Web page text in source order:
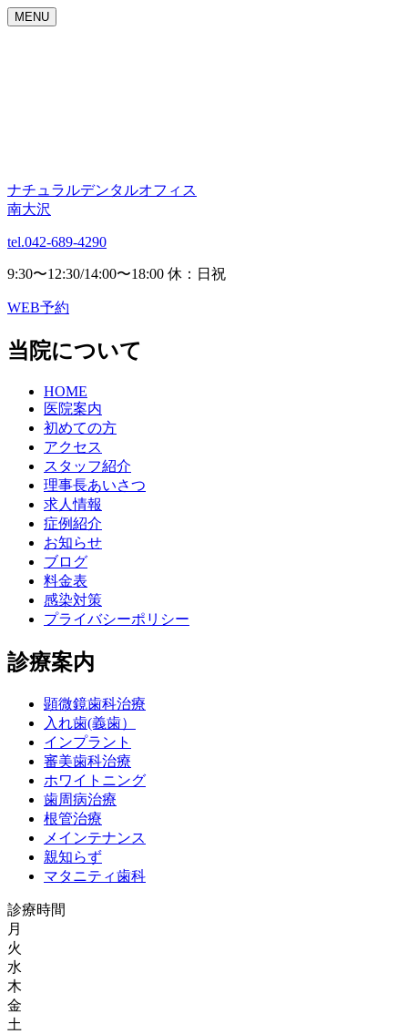
MENU
ナチュラルデンタルオフィス
南大沢
tel.042-689-4290
9:30〜12:30/14:00〜18:00 休：日祝
WEB予約
当院について
HOME
医院案内
初めての方
アクセス
スタッフ紹介
理事長あいさつ
求人情報
症例紹介
お知らせ
ブログ
料金表
感染対策
プライバシーポリシー
診療案内
顕微鏡歯科治療
入れ歯(義歯）
インプラント
審美歯科治療
ホワイトニング
歯周病治療
根管治療
メインテナンス
親知らず
マタニティ歯科
診療時間
月
火
水
木
金
土